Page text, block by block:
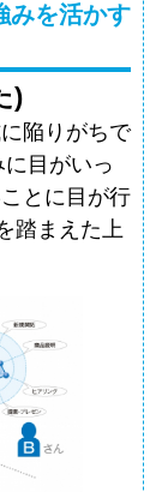
を活かす
)
陥りがちで
目がいっ
とに目が行
踏まえた上